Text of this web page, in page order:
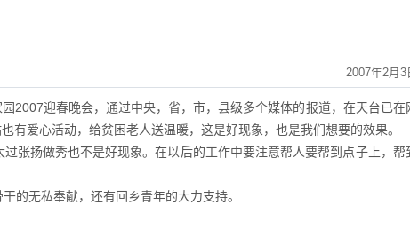
2007年2月3
2007迎春晚会，通过中央，省，市，县级多个媒体的报道，在天台已在
有爱心活动，给贫困老人送温暖，这是好现象，也是我们想要的效果。
张扬做秀也不是好现象。在以后的工作中要注意帮人要帮到点子上，帮
的无私奉献，还有回乡青年的大力支持。